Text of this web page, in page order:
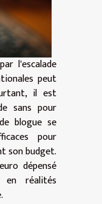
l'escalade
peut
il est
sans pour
blogue se
pour
son budget.
dépensé
réalités